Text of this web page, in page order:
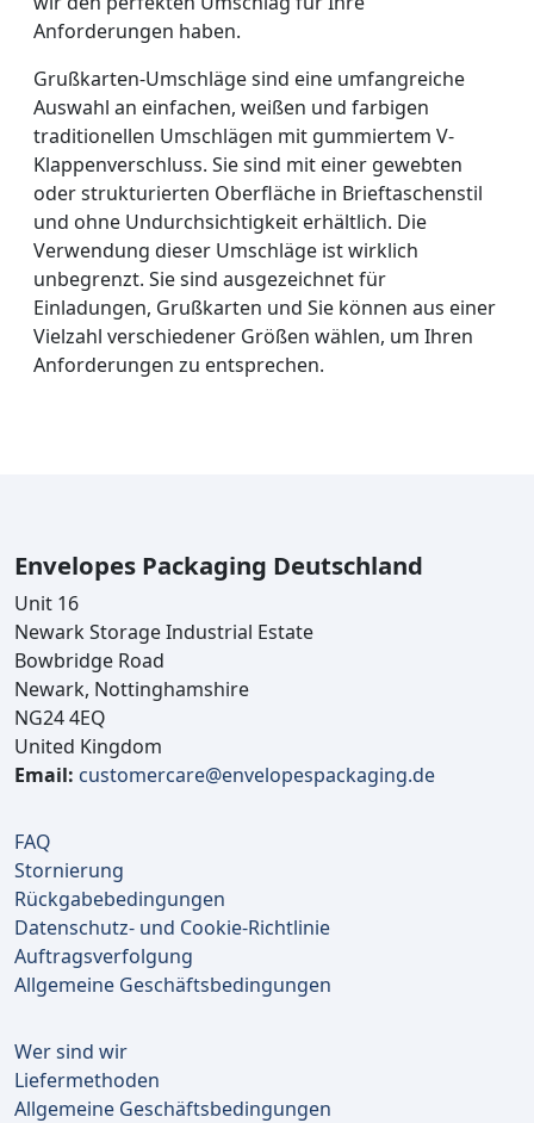
Anforderungen haben.
Grußkarten-Umschläge sind eine umfangreiche
Auswahl an einfachen, weißen und farbigen
traditionellen Umschlägen mit gummiertem V-
Klappenver­schluss. Sie sind mit einer gewebten
oder strukturierten Oberfläche in Brieftaschenstil
und ohne Undurchsichtigkeit erhältlich. Die
Verwendung dieser Umschläge ist wirklich
unbegrenzt. Sie sind ausgezeichnet für
Einladungen, Grußkarten und Sie können aus einer
Vielzahl verschiedener Größen wählen, um Ihren
Anforderungen zu entsprechen.
Envelopes Packaging Deutschland
Unit 16
Newark Storage Industrial Estate
Bowbridge Road
Newark, Nottinghamshire
NG24 4EQ
United Kingdom
Email: customercare@envelopespackaging.de
FAQ
Stornierung
Rückgabebedingungen
Datenschutz- und Cookie-Richtlinie
Auftragsverfolgung
Allgemeine Geschäftsbedingungen
Wer sind wir
Liefermethoden
Allgemeine Geschäftsbedingungen